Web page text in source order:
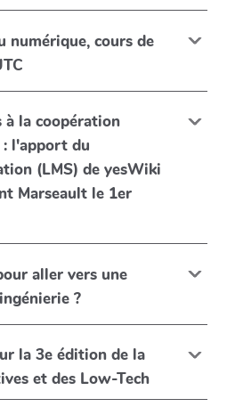
numérique, cours de
à la coopération
l'apport du
(LMS) de yesWiki
Marseault le 1er
aller vers une
?
la 3e édition de la
et des Low-Tech